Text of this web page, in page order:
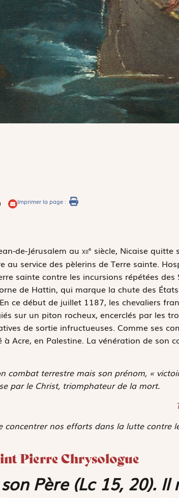
Imprimer la page :
de-Jérusalem au xiie siècle, Nicaise quitte
au service des pèlerins de Terre sainte.
sainte contre les incursions répétées des
de Hattin, qui marque la chute des
ce début de juillet 1187, les chevaliers
sur un piton rocheux, encerclés par les
de sortie infructueuses. Comme ses
Acre, en Palestine. La vénération de son
combat terrestre mais son prénom, «
par le Christ, triomphateur de la mort.
concentrer nos efforts dans la lutte contre
Pierre Chrysologue
Père(Lc 15, 20). Il